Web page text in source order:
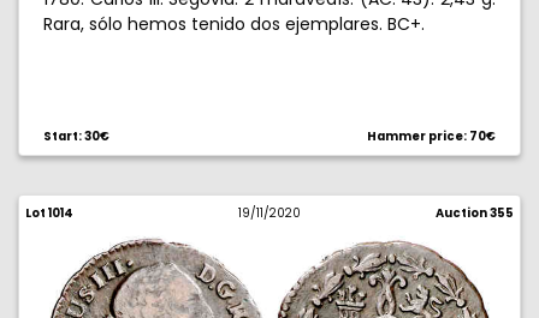
Rara, sólo hemos tenido dos ejemplares. BC+.
Start: 30€ Hammer price: 70€
Lot 1014 19/11/2020 Auction 355